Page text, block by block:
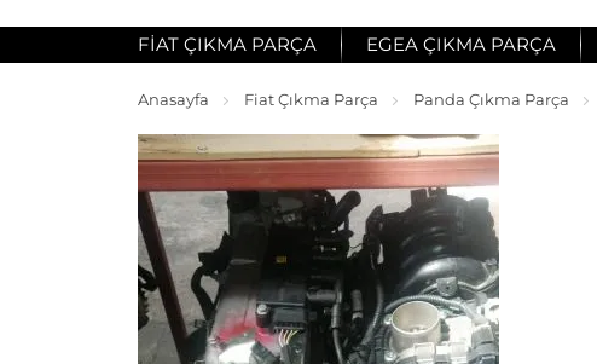
FIAT ÇIKMA PARÇA EGEA ÇIKMA PARÇA
Anasayfa Fiat Çıkma Parça Panda Çıkma Parça